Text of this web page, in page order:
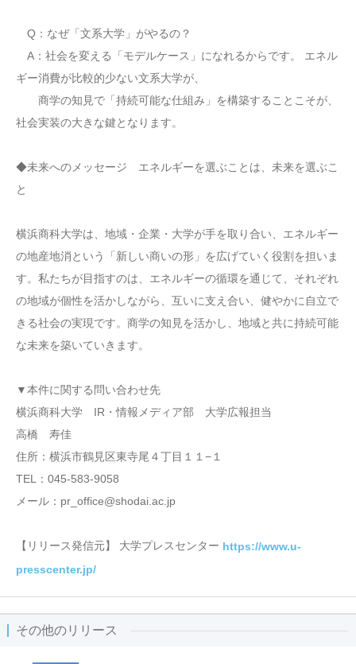
Q：なぜ「文系大学」がやるの？
A：社会を変える「モデルケース」になれるからです。 エネル
ギー消費が比較的少ない文系大学が、
商学の知見で「持続可能な仕組み」を構築することこそが、
社会実装の大きな鍵となります。
◆未来へのメッセージ エネルギーを選ぶことは、未来を選ぶこ
と
横浜商科大学は、地域・企業・大学が手を取り合い、エネルギー
の地産地消という「新しい商いの形」を広げていく役割を担いま
す。私たちが目指すのは、エネルギーの循環を通じて、それぞれ
の地域が個性を活かしながら、互いに支え合い、健やかに自立で
きる社会の実現です。商学の知見を活かし、地域と共に持続可能
な未来を築いていきます。
▼本件に関する問い合わせ先
横浜商科大学 IR・情報メディア部 大学広報担当
高橋 寿佳
住所：横浜市鶴見区東寺尾４丁目１１−１
TEL：045-583-9058
メール：pr_office@shodai.ac.jp
【リリース発信元】 大学プレスセンター https://www.u-
presscenter.jp/
その他のリリース